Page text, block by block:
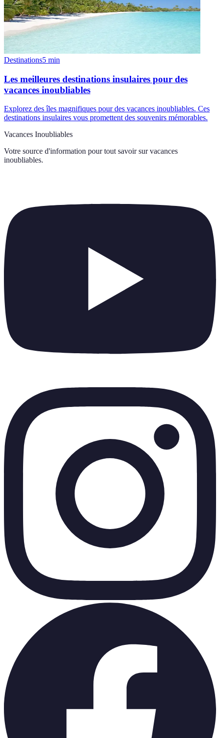
Destinations5 min
Les meilleures destinations insulaires pour des
vacances inoubliables
Explorez des îles magnifiques pour des vacances inoubliables. Ces
destinations insulaires vous promettent des souvenirs mémorables.
Vacances Inoubliables
Votre source d'information pour tout savoir sur vacances
inoubliables.